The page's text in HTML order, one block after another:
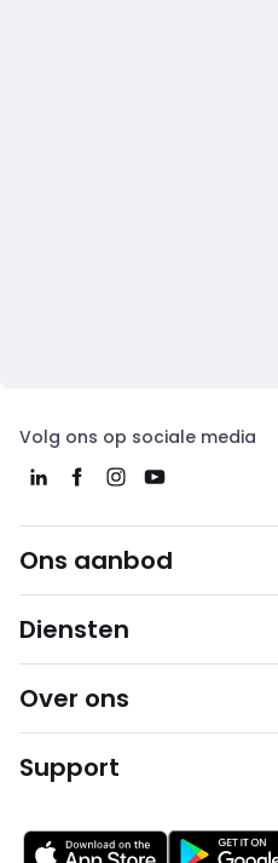
Volg ons op sociale media
Ons aanbod
Diensten
Over ons
Support